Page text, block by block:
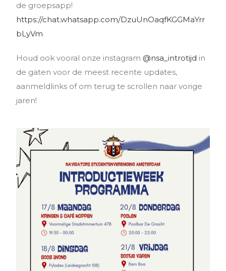
de groepsapp!
https://chat.whatsapp.com/DzuUnOaqfKGGMaYrr
bLyVm
Houd ook vooral onze instagram @nsa_introtijd in
de gaten voor de meest recente updates,
aanmeldlinks of om terug te scrollen naar vorige
jaren!